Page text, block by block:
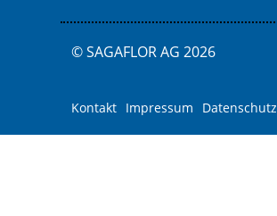
© SAGAFLOR AG 2026
Kontakt Impressum Datenschutz